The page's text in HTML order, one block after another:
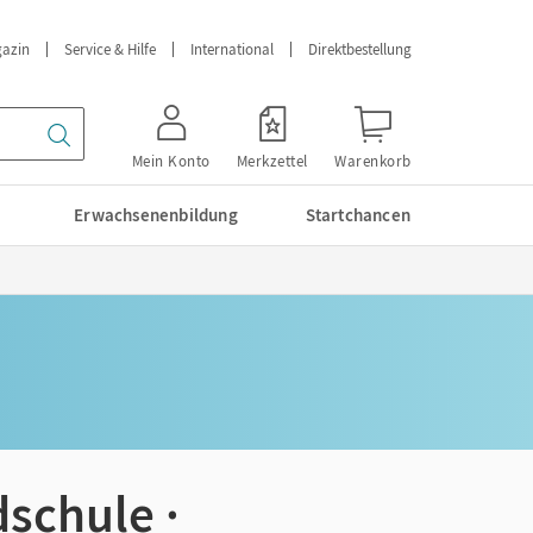
Service & Hilfe International Direktbestellung
Mein Konto Merkzettel Warenkorb
Erwachsenenbildung Startchancen
·